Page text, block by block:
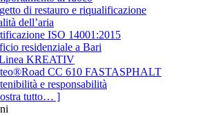
di restauro e riqualificazione
dell’aria
ISO 14001:2015
residenziale a Bari
KREATIV
CC 610 FASTASPHALT
e responsabilità
tutto… ]